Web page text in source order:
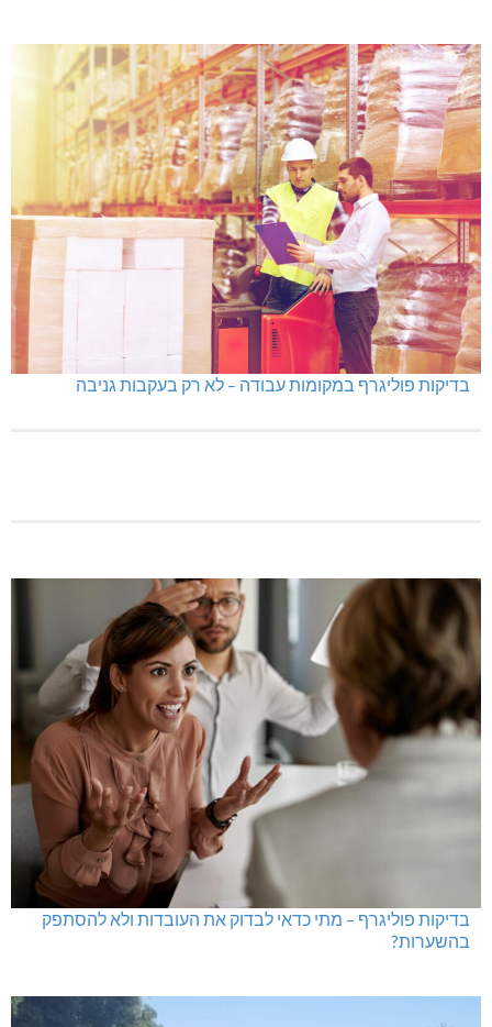
בדיקות פוליגרף במקומות עבודה – לא רק בעקבות גניבה
בדיקות פוליגרף – מתי כדאי לבדוק את העובדות ולא להסתפק
בהשערות?